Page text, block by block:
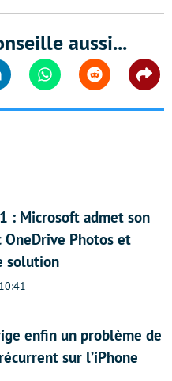
aussi...
WhatsappReddit
: Microsoft admet son
OneDrive Photos et
solution
enfin un problème de
sur l’iPhone